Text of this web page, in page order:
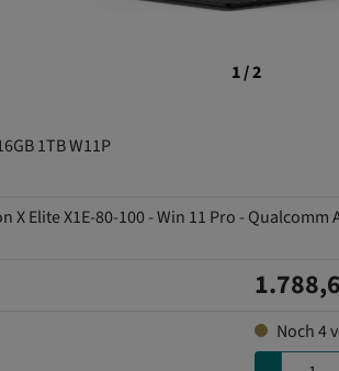
1 / 2
1TB W11P
X1E-80-100 - Win 11 Pro - Qualcomm
Noch4